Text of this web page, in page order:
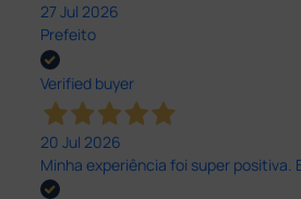
27 Jul 2026
Prefeito
Verified buyer
20 Jul 2026
Minha experiência foi super positiva.